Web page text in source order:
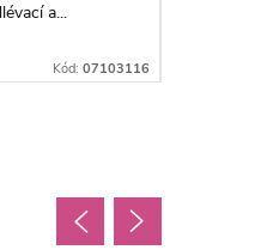
a...
Kód: 07103116